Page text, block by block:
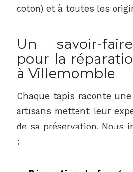
coton) et à toutes les
Un savoir-
pour la
à Villemomble
Chaque tapis raconte
artisans mettent leur
de sa préservation. Nous
: